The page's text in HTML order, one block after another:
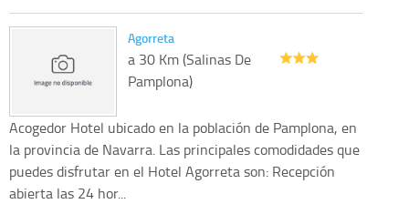
Agorreta
a 30 Km (Salinas De
Pamplona)
Acogedor Hotel ubicado en la población de Pamplona, en
la provincia de Navarra. Las principales comodidades que
puedes disfrutar en el Hotel Agorreta son: Recepción
abierta las 24 hor...